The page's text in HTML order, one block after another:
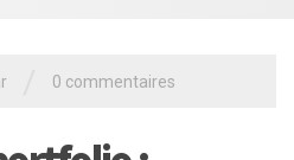
0 commentaires